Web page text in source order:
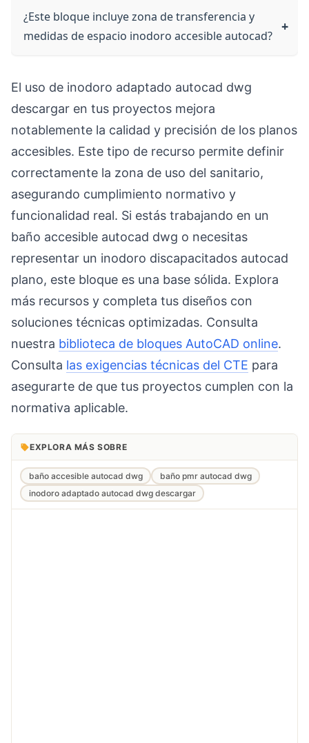
¿Este bloque incluye zona de transferencia y
medidas de espacio inodoro accesible autocad?
El uso de inodoro adaptado autocad dwg
descargar en tus proyectos mejora
notablemente la calidad y precisión de los planos
accesibles. Este tipo de recurso permite definir
correctamente la zona de uso del sanitario,
asegurando cumplimiento normativo y
funcionalidad real. Si estás trabajando en un
baño accesible autocad dwg o necesitas
representar un inodoro discapacitados autocad
plano, este bloque es una base sólida. Explora
más recursos y completa tus diseños con
soluciones técnicas optimizadas. Consulta
nuestra biblioteca de bloques AutoCAD online.
Consulta las exigencias técnicas del CTE para
asegurarte de que tus proyectos cumplen con la
normativa aplicable.
EXPLORA MÁS SOBRE
baño accesible autocad dwg
baño pmr autocad dwg
inodoro adaptado autocad dwg descargar